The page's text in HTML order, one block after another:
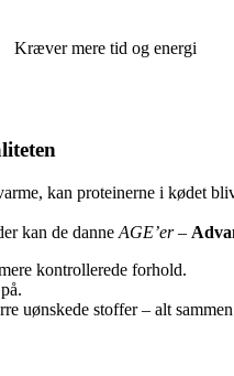
Kræver mere tid og energi
kan proteinerne i kødet
kan de danne AGE’er–
kontrollerede forhold.
uønskede stoffer – alt